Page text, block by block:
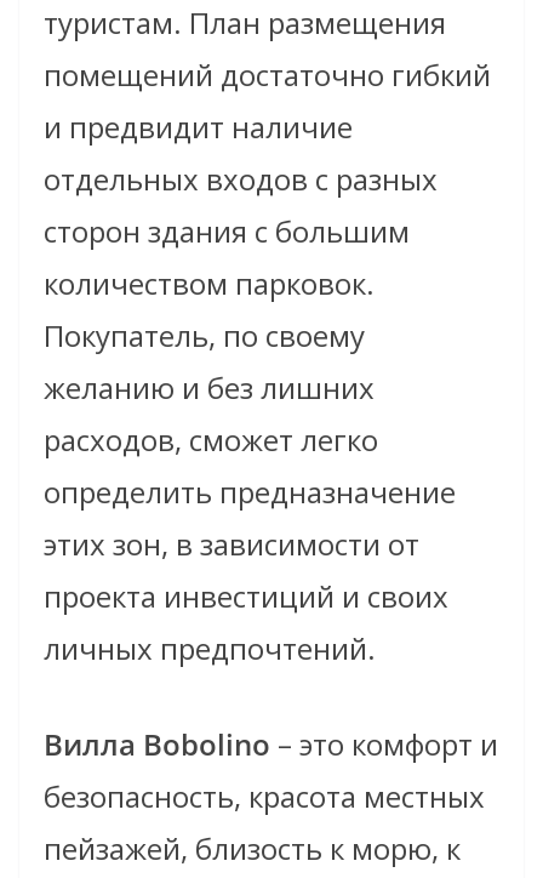
туристам. План размещения
помещений достаточно гибкий
и предвидит наличие
отдельных входов с разных
сторон здания с большим
количеством парковок.
Покупатель, по своему
желанию и без лишних
расходов, сможет легко
определить предназначение
этих зон, в зависимости от
проекта инвестиций и своих
личных предпочтений.
Вилла Bobolino – это комфорт и
безопасность, красота местных
пейзажей, близость к морю, к